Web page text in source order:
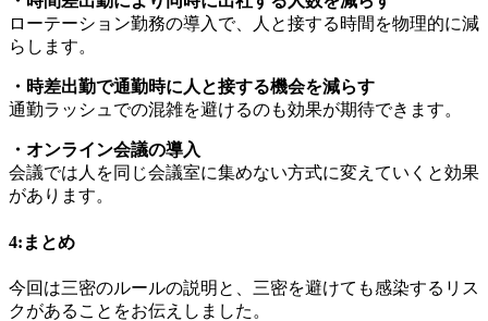
ローテーション勤務の導入で、人と接する時間を物理的に減
らします。
・時差出勤で通勤時に人と接する機会を減らす
通勤ラッシュでの混雑を避けるのも効果が期待できます。
・オンライン会議の導入
会議では人を同じ会議室に集めない方式に変えていくと効果
があります。
4:まとめ
今回は三密のルールの説明と、三密を避けても感染するリス
クがあることをお伝えしました。